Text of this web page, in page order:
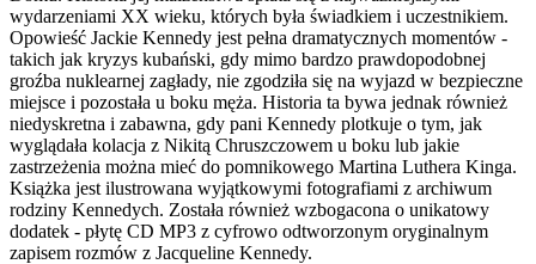
wydarzeniami XX wieku, których była świadkiem i uczestnikiem.
Opowieść Jackie Kennedy jest pełna dramatycznych momentów -
takich jak kryzys kubański, gdy mimo bardzo prawdopodobnej
groźba nuklearnej zagłady, nie zgodziła się na wyjazd w bezpieczne
miejsce i pozostała u boku męża. Historia ta bywa jednak również
niedyskretna i zabawna, gdy pani Kennedy plotkuje o tym, jak
wyglądała kolacja z Nikitą Chruszczowem u boku lub jakie
zastrzeżenia można mieć do pomnikowego Martina Luthera Kinga.
Książka jest ilustrowana wyjątkowymi fotografiami z archiwum
rodziny Kennedych. Została również wzbogacona o unikatowy
dodatek - płytę CD MP3 z cyfrowo odtworzonym oryginalnym
zapisem rozmów z Jacqueline Kennedy.